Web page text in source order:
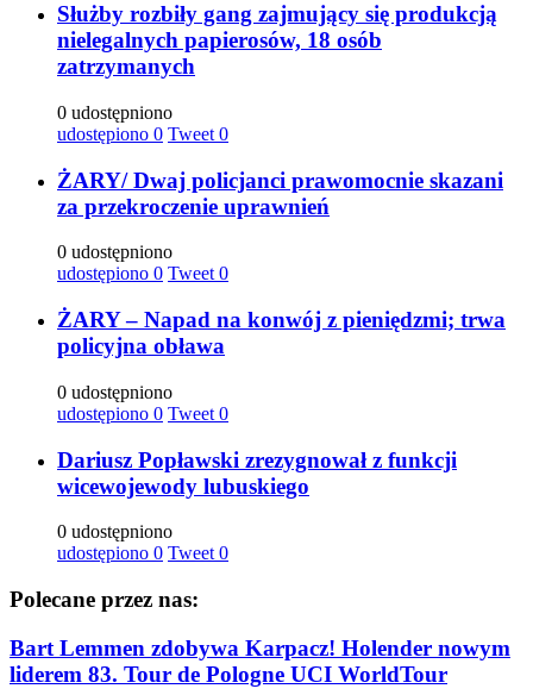
Służby rozbiły gang zajmujący się produkcją
nielegalnych papierosów, 18 osób
zatrzymanych
0 udostępniono
udostępiono 0 Tweet 0
ŻARY/ Dwaj policjanci prawomocnie skazani
za przekroczenie uprawnień
0 udostępniono
udostępiono 0 Tweet 0
ŻARY – Napad na konwój z pieniędzmi; trwa
policyjna obława
0 udostępniono
udostępiono 0 Tweet 0
Dariusz Popławski zrezygnował z funkcji
wicewojewody lubuskiego
0 udostępniono
udostępiono 0 Tweet 0
Polecane przez nas:
Bart Lemmen zdobywa Karpacz! Holender nowym
liderem 83. Tour de Pologne UCI WorldTour